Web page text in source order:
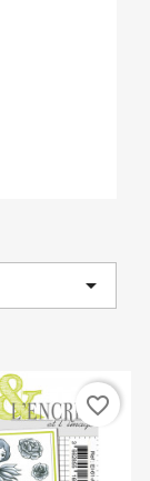

favorite_border